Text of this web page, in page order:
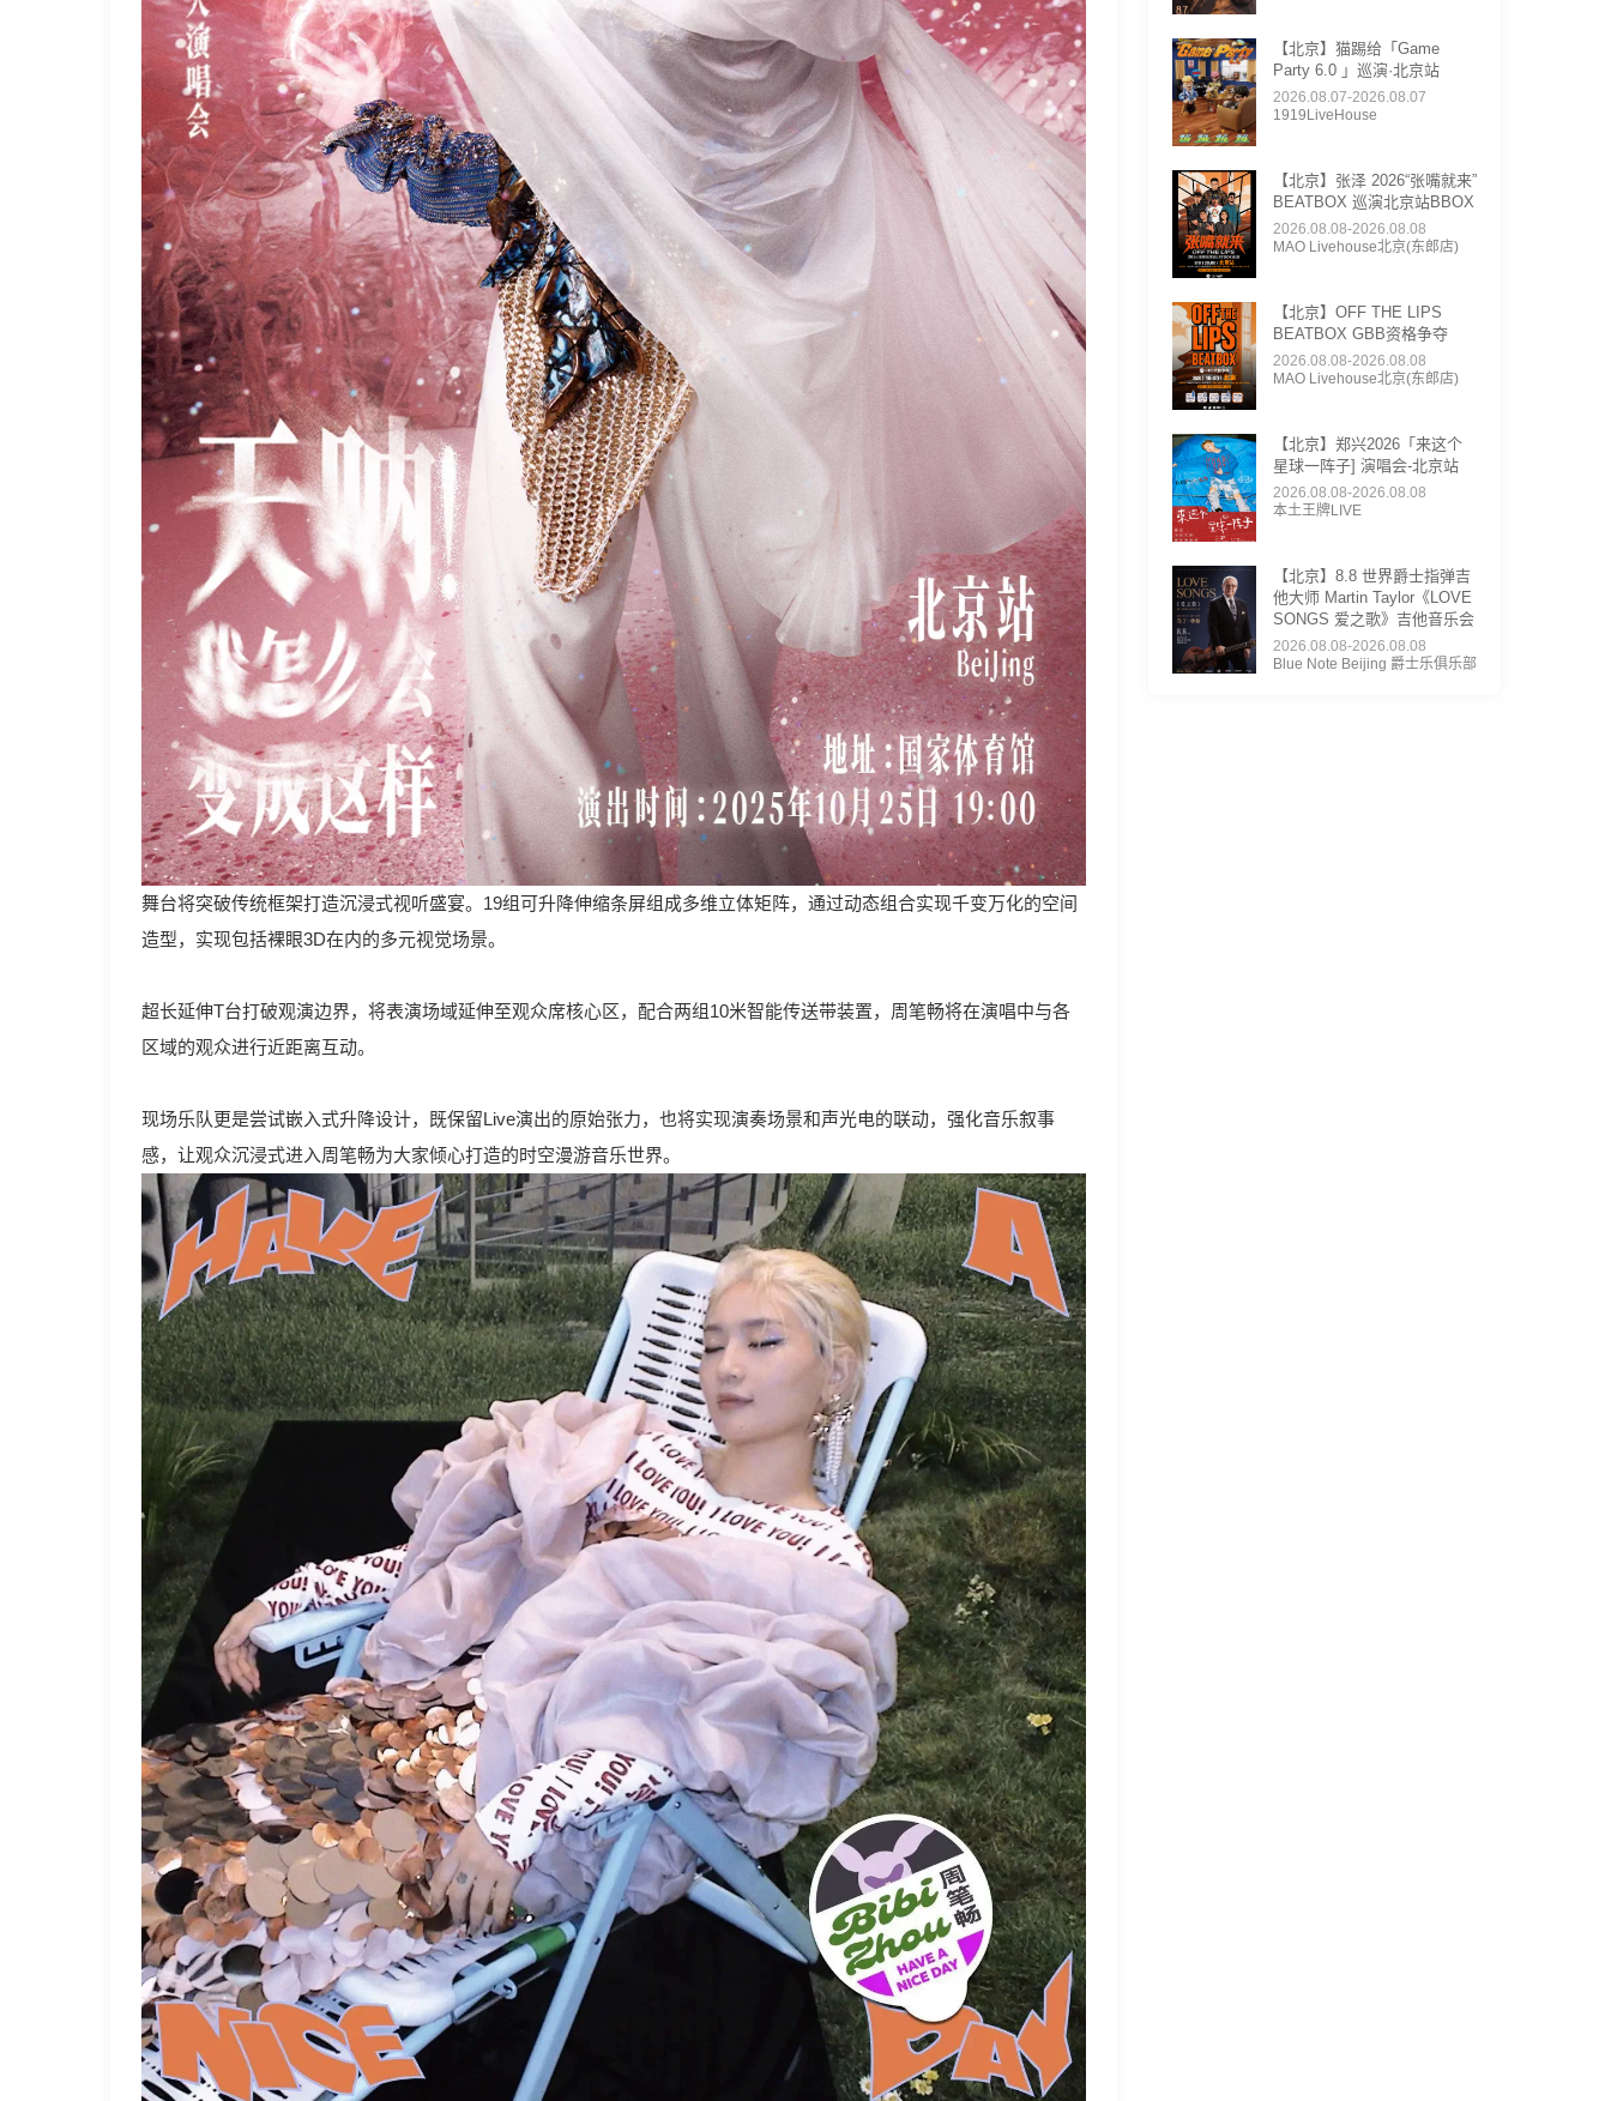
舞台将突破传统框架打造沉浸式视听盛宴。19组可升降伸缩条屏组成多维立体矩阵，通过动态组合实现千变万化的空间
造型，实现包括裸眼3D在内的多元视觉场景。
超长延伸T台打破观演边界，将表演场域延伸至观众席核心区，配合两组10米智能传送带装置，周笔畅将在演唱中与各
区域的观众进行近距离互动。
现场乐队更是尝试嵌入式升降设计，既保留Live演出的原始张力，也将实现演奏场景和声光电的联动，强化音乐叙事
感，让观众沉浸式进入周笔畅为大家倾心打造的时空漫游音乐世界。
【北京】猫踢给「Game
Party 6.0 」巡演·北京站
2026.08.07-2026.08.07
1919LiveHouse
【北京】张泽 2026“张嘴就来”
BEATBOX 巡演北京站BBOX
2026.08.08-2026.08.08
MAO Livehouse北京(东郎店)
【北京】OFF THE LIPS
BEATBOX GBB资格争夺
2026.08.08-2026.08.08
MAO Livehouse北京(东郎店)
【北京】郑兴2026「来这个
星球一阵子] 演唱会-北京站
2026.08.08-2026.08.08
本土王牌LIVE
【北京】8.8 世界爵士指弹吉
他大师 Martin Taylor《LOVE
SONGS 爱之歌》吉他音乐会
2026.08.08-2026.08.08
Blue Note Beijing 爵士乐俱乐部